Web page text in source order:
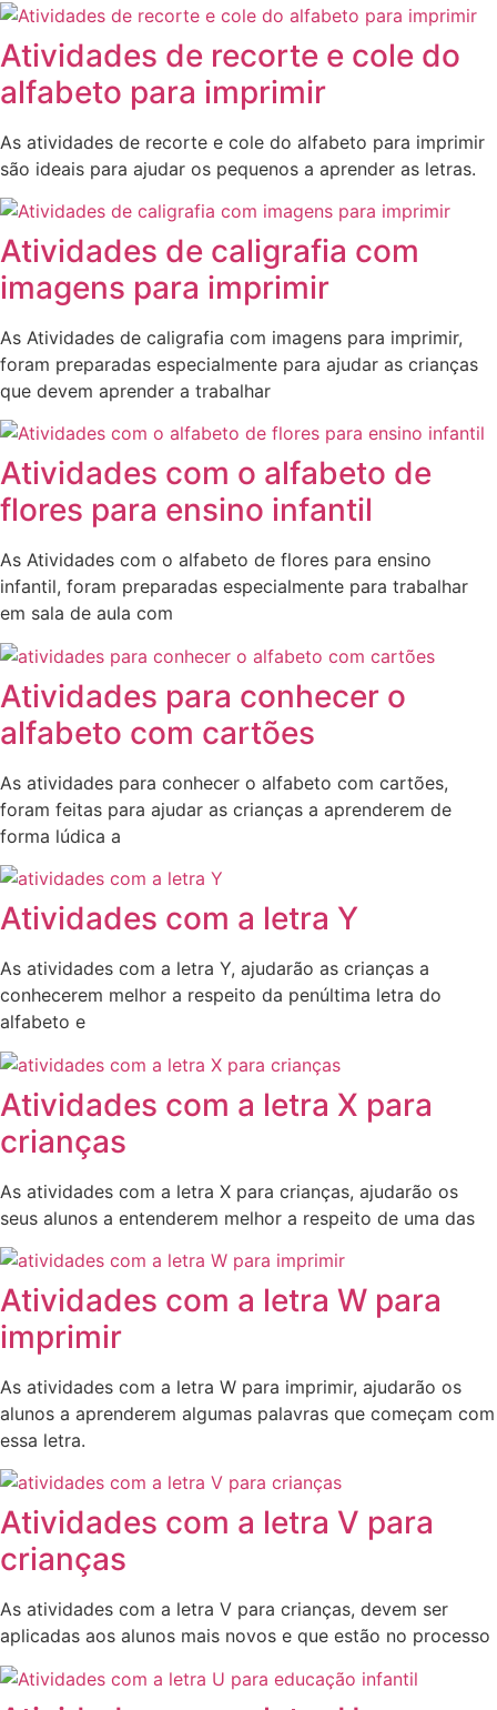
Atividades de recorte e cole do
alfabeto para imprimir
As atividades de recorte e cole do alfabeto para imprimir
são ideais para ajudar os pequenos a aprender as letras.
Atividades de caligrafia com
imagens para imprimir
As Atividades de caligrafia com imagens para imprimir,
foram preparadas especialmente para ajudar as crianças
que devem aprender a trabalhar
Atividades com o alfabeto de
flores para ensino infantil
As Atividades com o alfabeto de flores para ensino
infantil, foram preparadas especialmente para trabalhar
em sala de aula com
Atividades para conhecer o
alfabeto com cartões
As atividades para conhecer o alfabeto com cartões,
foram feitas para ajudar as crianças a aprenderem de
forma lúdica a
Atividades com a letra Y
As atividades com a letra Y, ajudarão as crianças a
conhecerem melhor a respeito da penúltima letra do
alfabeto e
Atividades com a letra X para
crianças
As atividades com a letra X para crianças, ajudarão os
seus alunos a entenderem melhor a respeito de uma das
Atividades com a letra W para
imprimir
As atividades com a letra W para imprimir, ajudarão os
alunos a aprenderem algumas palavras que começam com
essa letra.
Atividades com a letra V para
crianças
As atividades com a letra V para crianças, devem ser
aplicadas aos alunos mais novos e que estão no processo